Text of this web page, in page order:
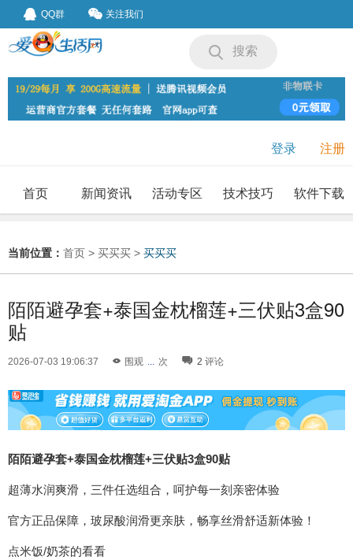
QQ群 关注我们
搜索
登录 注册
首页 新闻资讯 活动专区 技术技巧 软件下载
当前位置： 首页 > 买买买 > 买买买
陌陌避孕套+泰国金枕榴莲+三伏贴3盒90
贴
2026-07-03 19:06:37 围观 ... 次 2 评论
陌陌避孕套+泰国金枕榴莲+三伏贴3盒90贴
超薄水润爽滑，三件任选组合，呵护每一刻亲密体验
官方正品保障，玻尿酸润滑更亲肤，畅享丝滑舒适新体验！
点米饭/奶茶的看看